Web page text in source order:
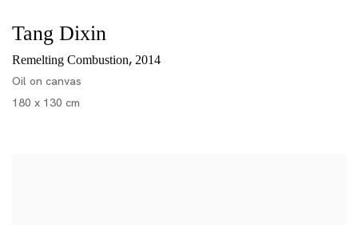
Tang Dixin
Remelting Combustion, 2014
Oil on canvas
180 x 130 cm